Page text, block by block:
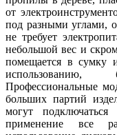
от
под разными углами,
не требует
небольшой вес и
помещается в сумку
Профессиональные
больших партий
могут
применение все